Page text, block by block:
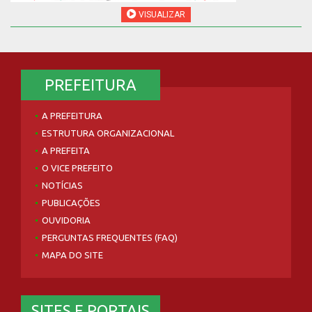
VISUALIZAR
PREFEITURA
A PREFEITURA
ESTRUTURA ORGANIZACIONAL
A PREFEITA
O VICE PREFEITO
NOTÍCIAS
PUBLICAÇÕES
OUVIDORIA
PERGUNTAS FREQUENTES (FAQ)
MAPA DO SITE